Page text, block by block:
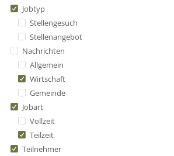
Jobtyp
Stellengesuch
Stellenangebot
Nachrichten
Allgemein
Wirtschaft
Gemeinde
Jobart
Vollzeit
Teilzeit
Teilnehmer